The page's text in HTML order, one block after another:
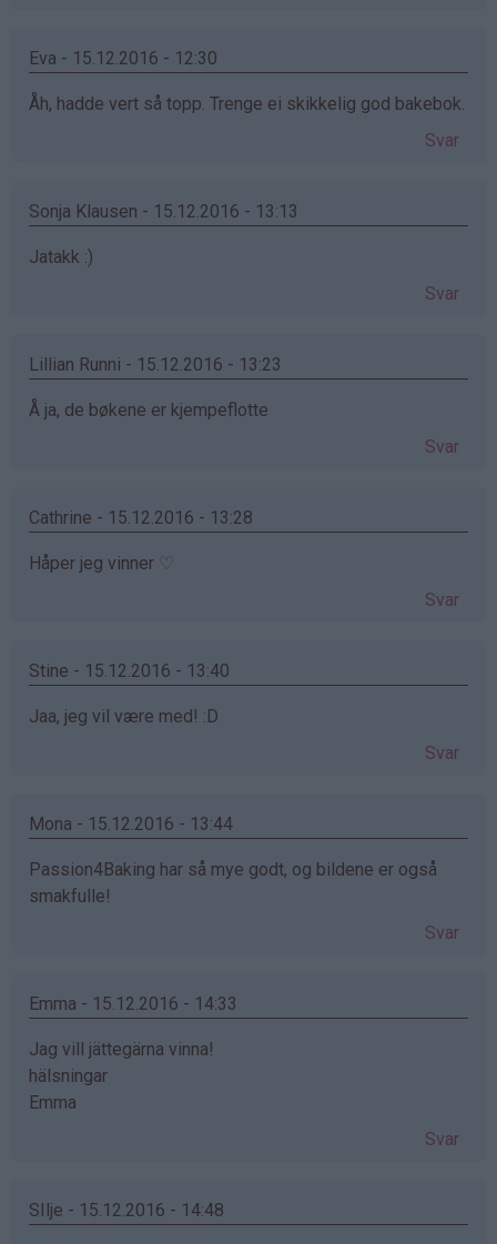
Eva - 15.12.2016 - 12:30
Åh, hadde vert så topp. Trenge ei skikkelig god bakebok.
Svar
Sonja Klausen - 15.12.2016 - 13:13
Jatakk :)
Svar
Lillian Runni - 15.12.2016 - 13:23
Å ja, de bøkene er kjempeflotte
Svar
Cathrine - 15.12.2016 - 13:28
Håper jeg vinner ♡
Svar
Stine - 15.12.2016 - 13:40
Jaa, jeg vil være med! :D
Svar
Mona - 15.12.2016 - 13:44
Passion4Baking har så mye godt, og bildene er også
smakfulle!
Svar
Emma - 15.12.2016 - 14:33
Jag vill jättegärna vinna!
hälsningar
Emma
Svar
SIlje - 15.12.2016 - 14:48